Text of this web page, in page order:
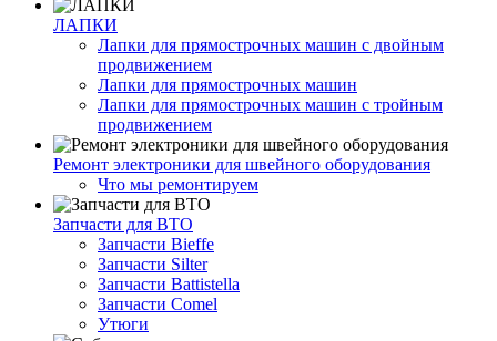
ЛАПКИ
Лапки для прямострочных машин с двойным
продвижением
Лапки для прямострочных машин
Лапки для прямострочных машин с тройным
продвижением
Ремонт электроники для швейного оборудования
Что мы ремонтируем
Запчасти для ВТО
Запчасти Bieffe
Запчасти Silter
Запчасти Battistella
Запчасти Comel
Утюги